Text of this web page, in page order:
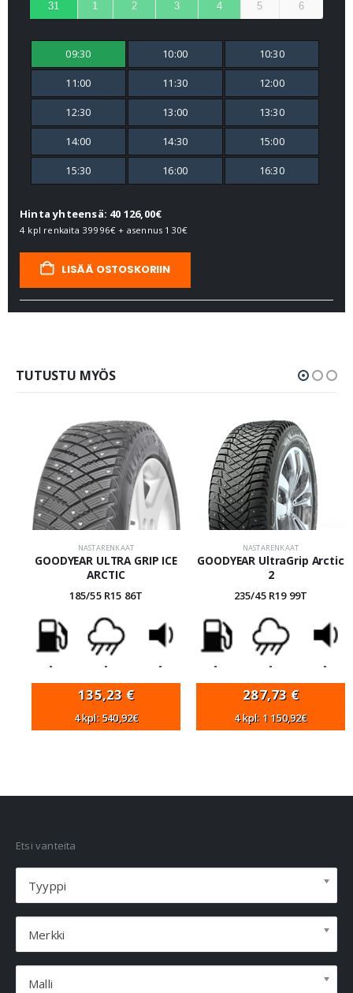
31 1 2 3 4 5 6
09:30 10:00 10:30
11:00 11:30 12:00
12:30 13:00 13:30
14:00 14:30 15:00
15:30 16:00 16:30
Hinta yhteensä: 40 126,00€
4 kpl renkaita 39996€ + asennus 130€
LISÄÄ OSTOSKORIIN
TUTUSTU MYÖS
NASTARENKAAT
GOODYEAR ULTRA GRIP ICE
ARCTIC
185/55 R15 86T
- - -
135,23 €
4 kpl: 540,92€
NASTARENKAAT
GOODYEAR UltraGrip Arctic
2
235/45 R19 99T
- - -
287,73 €
4 kpl: 1 150,92€
Etsi vanteita
Tyyppi
Merkki
Malli